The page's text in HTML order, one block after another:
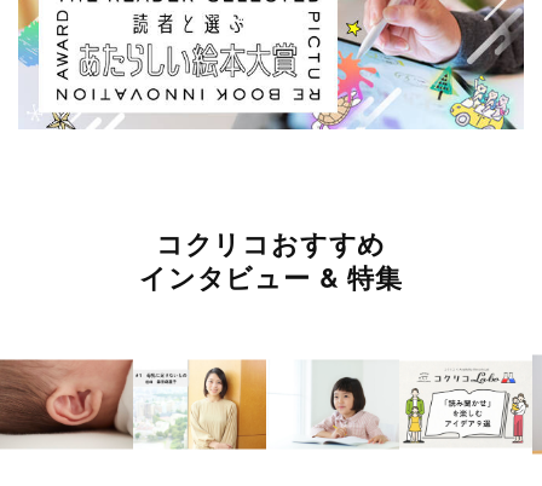
コクリコおすすめ
インタビュー & 特集